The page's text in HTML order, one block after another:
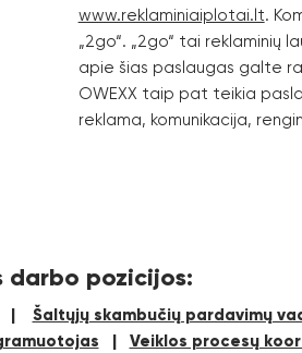
www.reklaminiaiplotai.lt.
„2go“. „2go“ tai reklaminių
apie šias paslaugas galte
OWEXX taip pat teikia
reklama, komunikacija,
darbo pozicijos:
Šaltųjų skambučių pardavimų
| Veiklos procesų